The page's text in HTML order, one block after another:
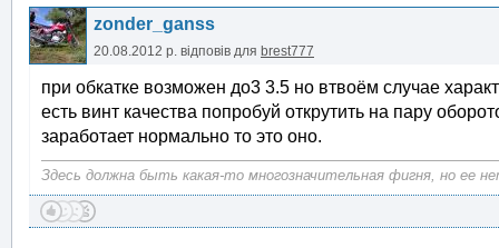
zonder_ganss
20.08.2012 р. відповів для brest777
при обкатке возможен до3 3.5 но втвоём случае
есть винт качества попробуй открутить на пару
заработает нормально то это оно.
Здесь должна быть какая-то многозначительная фигня, но ее